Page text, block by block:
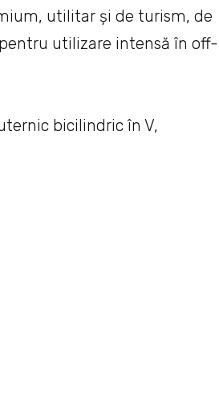
utilitar și de turism, de
utilizare intensă în off-
bicilindric în V,